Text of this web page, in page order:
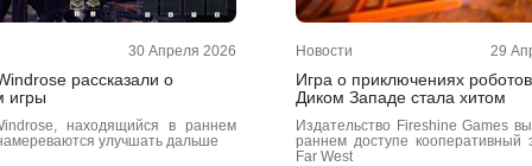
30 Апреля 2026
рассказали о
игры
находящийся в раннем
улучшать дальше
Новости 29
Игра о приключениях
Диком Западе стала хитом
Издательство Fireshine Games
раннем доступе кооперативный
Far West